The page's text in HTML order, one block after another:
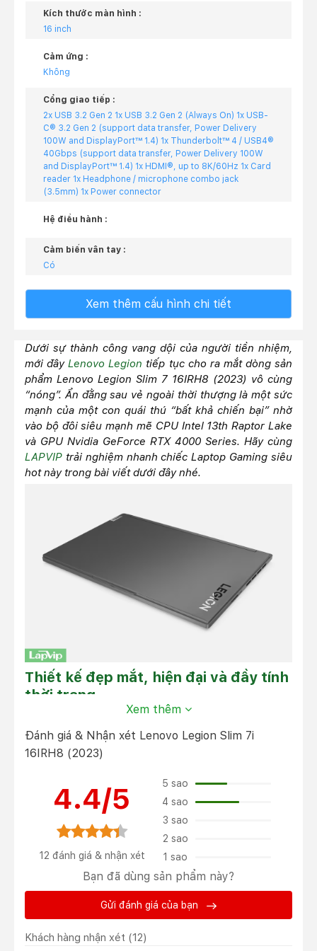
Kích thước màn hình :
16 inch
Cảm ứng :
Không
Cổng giao tiếp :
2x USB 3.2 Gen 2 1x USB 3.2 Gen 2 (Always On) 1x USB-
C® 3.2 Gen 2 (support data transfer, Power Delivery
100W and DisplayPort™ 1.4) 1x Thunderbolt™ 4 / USB4®
40Gbps (support data transfer, Power Delivery 100W
and DisplayPort™ 1.4) 1x HDMI®, up to 8K/60Hz 1x Card
reader 1x Headphone / microphone combo jack
(3.5mm) 1x Power connector
Hệ điều hành :
Cảm biến vân tay :
Có
Xem thêm cấu hình chi tiết
Dưới sự thành công vang dội của người tiền nhiệm,
mới đâyLenovo Legion tiếp tục cho ra mắt dòng sản
phẩm Lenovo Legion Slim 7 16IRH8 (2023) vô cùng
“nóng”. Ẩn đằng sau vẻ ngoài thời thượng là một sức
mạnh của một con quái thú “bất khả chiến bại” nhờ
vào bộ đôi siêu mạnh mẽ CPU Intel 13th Raptor Lake
và GPU Nvidia GeForce RTX 4000 Series. Hãy cùng
LAPVIP trải nghiệm nhanh chiếc Laptop Gaming siêu
hot này trong bài viết dưới đây nhé.
Thiết kế đẹp mắt, hiện đại và đầy tính
thời trang
Lenovo Legion Slim 7 16IRH8 (2023)
giống với người tiền nhiệm trước đó. Dù nó không có
nhiều sự “lột xác nhưng tổng thể máy tính vẫn toát lên
một vẻ cao cấp, thời thượng - điểm mà chúng ta ít
Xem thêm
Đánh giá & Nhận xét Lenovo Legion Slim 7i
16IRH8 (2023)
4.4/5
12 đánh giá & nhận xét
5 sao
4 sao
3 sao
2 sao
1 sao
Bạn đã dùng sản phẩm này?
Gửi đánh giá của bạn
Khách hàng nhận xét (12)